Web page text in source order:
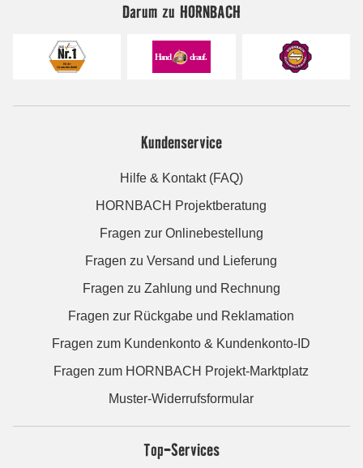
Darum zu HORNBACH
Kundenservice
Hilfe & Kontakt (FAQ)
HORNBACH Projektberatung
Fragen zur Onlinebestellung
Fragen zu Versand und Lieferung
Fragen zu Zahlung und Rechnung
Fragen zur Rückgabe und Reklamation
Fragen zum Kundenkonto & Kundenkonto-ID
Fragen zum HORNBACH Projekt-Marktplatz
Muster-Widerrufsformular
Top-Services